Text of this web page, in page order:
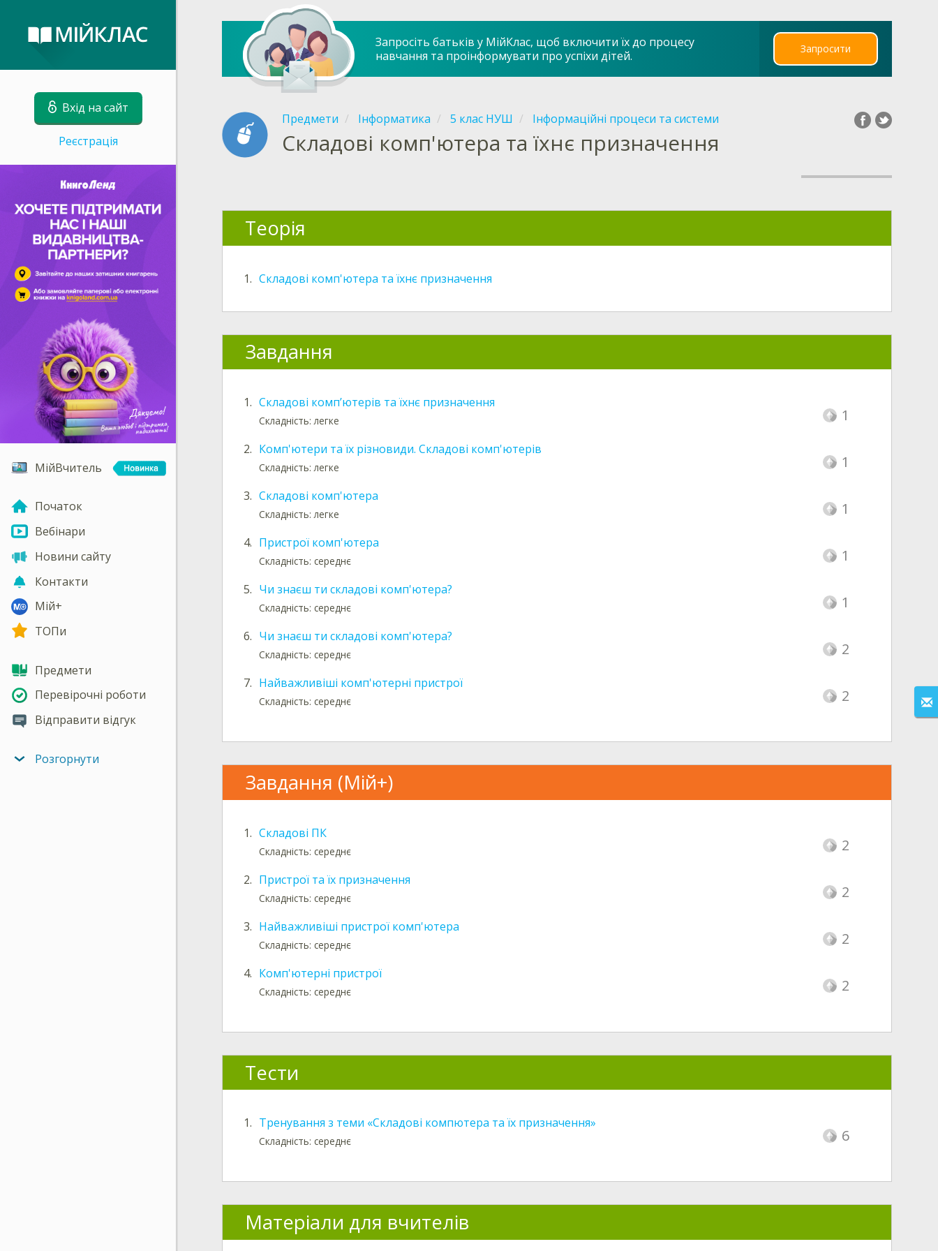
Вхід на сайт
Реєстрація
МійВчитель
Початок
Вебінари
Новини сайту
Контакти
Мій+
ТОПи
Предмети
Перевірочні роботи
Відправити відгук
Розгорнути
Запросіть батьків у МійКлас, щоб включити їх до процесу
навчання та проінформувати про успіхи дітей.
Запросити
Предмети Інформатика 5 клас НУШ Інформаційні процеси та системи
Складові комп'ютера та їхнє призначення
Теорія
1. Складові комп'ютера та їхнє призначення
Завдання
1. Складові комп’ютерів та їхнє призначення
Складність: легке 1
2. Комп'ютери та їх різновиди. Складові комп'ютерів
Складність: легке 1
3. Складові комп'ютера
Складність: легке 1
4. Пристрої комп'ютера
Складність: середнє 1
5. Чи знаєш ти складові комп'ютера?
Складність: середнє 1
6. Чи знаєш ти складові комп'ютера?
Складність: середнє 2
7. Найважливіші комп'ютерні пристрої
Складність: середнє 2
Завдання (Мій+)
1. Складові ПК
Складність: середнє 2
2. Пристрої та їх призначення
Складність: середнє 2
3. Найважливіші пристрої комп'ютера
Складність: середнє 2
4. Комп'ютерні пристрої
Складність: середнє 2
Тести
1. Тренування з теми «Складові компютера та їх призначення»
Складність: середнє 6
Матеріали для вчителів